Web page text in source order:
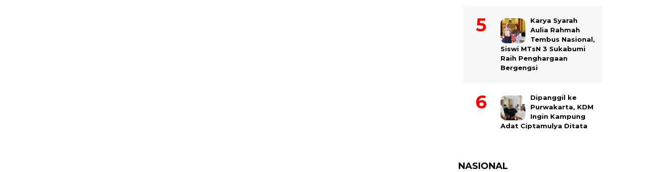
Karya Syarah
Aulia Rahmah
Tembus Nasional,
Siswi MTsN 3 Sukabumi
Raih Penghargaan
Bergengsi
Dipanggil ke
Purwakarta, KDM
Ingin Kampung
Adat Ciptamulya Ditata
NASIONAL